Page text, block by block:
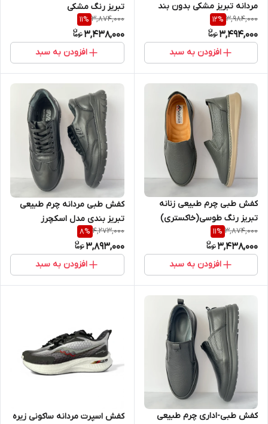
مردانه تبریز مشکی بدون بند
3,984,000
12%
3,494,000
افزودن به سبد
تبریز رنگ مشکی
3,874,000
11%
3,438,000
افزودن به سبد
کفش طبی چرم طبیعی زنانه
تبریز رنگ طوسی(خاکستری)
3,874,000
11%
3,438,000
افزودن به سبد
کفش طبی مردانه چرم طبیعی
تبریز بندی مدل اسکچرز
4,273,000
8%
3,893,000
افزودن به سبد
کفش طبی-اداری چرم طبیعی
کفش اسپرت مردانه ساکونی زیره